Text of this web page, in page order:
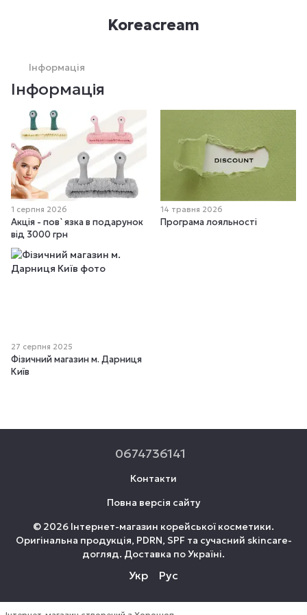
Koreacream
Інформація
Інформація
1 серпня 2026
Акція - пов`язка в подарунок
від 3000 грн
14 травня 2026
Програма лояльності
27 серпня 2025
Фізичний магазин м. Дарниця
Київ
0674736141
Контакти
Повна версія сайту
© 2026 Інтернет-магазин корейської косметики.
Оригінальна продукція, PDRN, SPF та сучасний skincare-
догляд. Доставка по Україні.
Укр Рус